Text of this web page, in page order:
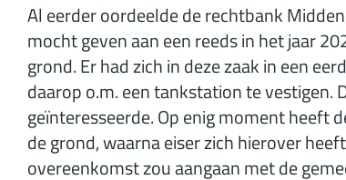
Al eerder oordeelde de rechtbank
mocht geven aan een reeds in het jaar
grond. Er had zich in deze zaak in een
daarop o.m. een tankstation te vestigen.
geïnteresseerde. Op enig moment heeft
de grond, waarna eiser zich hierover
overeenkomst zou aangaan met de